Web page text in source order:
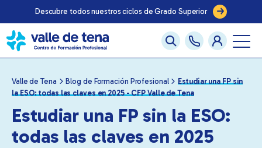
Ven a vernos en nuestras jornadas de puertas abiertas
Valle de Tena Blog de Formación Profesional
Estudiar una FP sin
la ESO: todas las claves en 2025 - CFP Valle de Tena
Estudiar una FP sin la ESO:
todas las claves en 2025